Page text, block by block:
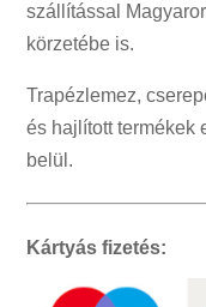
szállítással
körzetébe is.
Trapézlemez,
és hajlított termékek
belül.
Kártyás fizetés: